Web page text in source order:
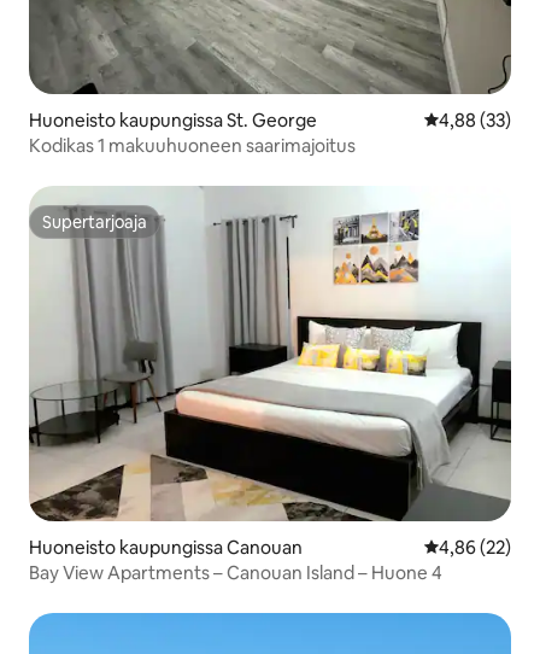
Huoneisto kaupungissa St. George
4,88 (33)
Kodikas 1 makuuhuoneen saarimajoitus
Supertarjoaja
Supertarjoaja
Huoneisto kaupungissa Canouan
4,86 (22)
Bay View Apartments – Canouan Island – Huone 4